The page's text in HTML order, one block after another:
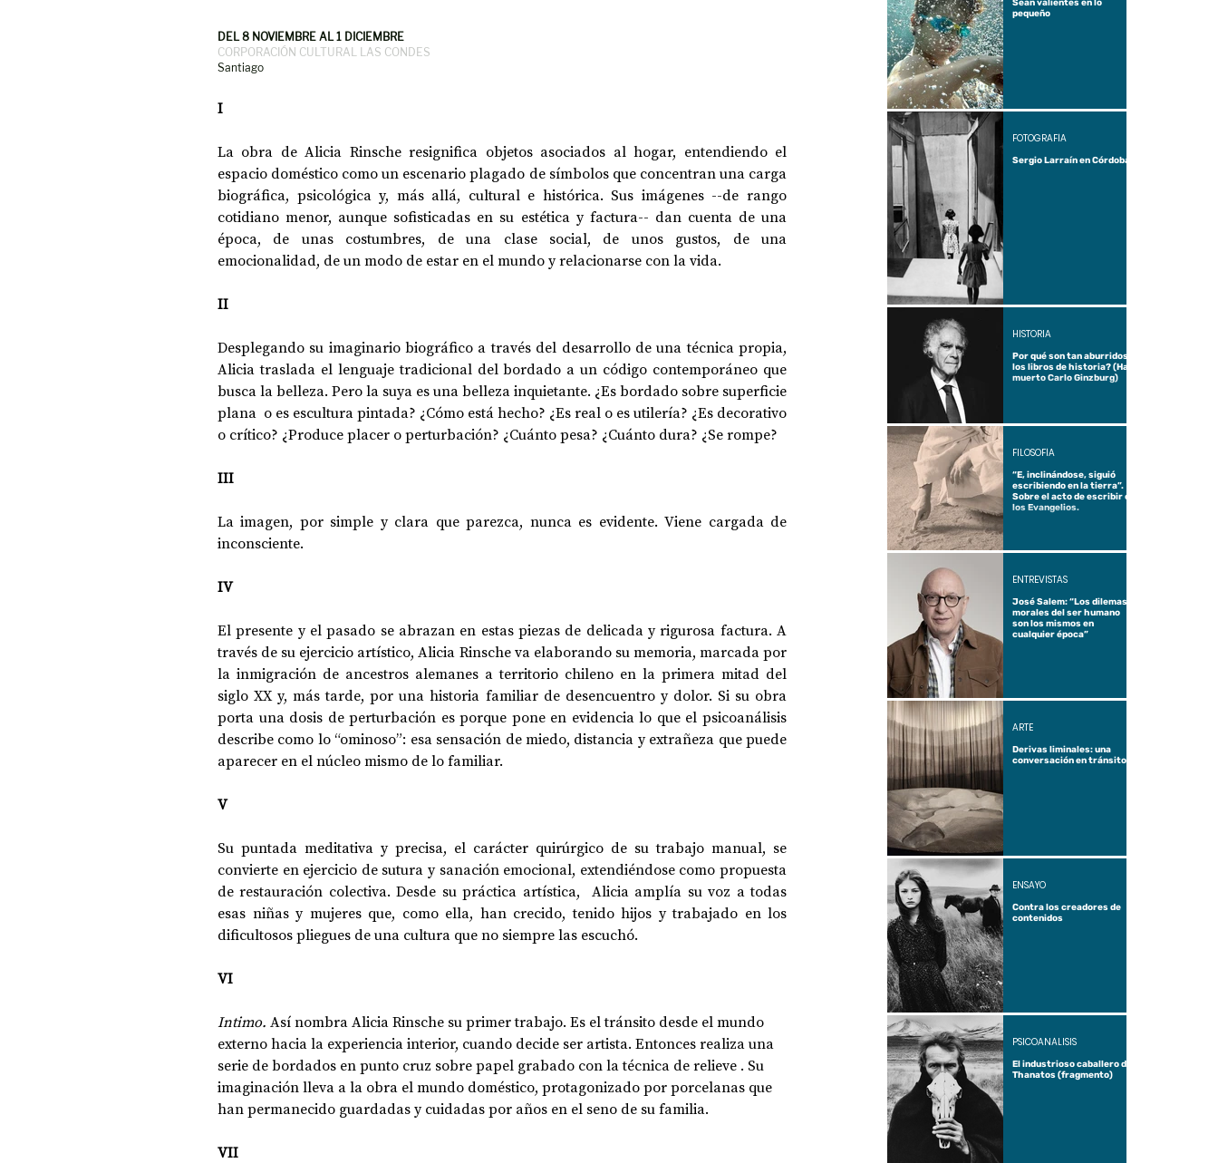
DOSSIER NOCHE DE LAS IDEAS
DEL 8 NOVIEMBRE AL 1 DICIEMBRE
CORPORACIÓN CULTURAL LAS CONDES
Santiago
I
La obra de Alicia Rinsche resignifica objetos asociados al hogar, entendiendo el
espacio doméstico como un escenario plagado de símbolos que concentran una carga
biográfica, psicológica y, más allá, cultural e histórica. Sus imágenes --de rango
cotidiano menor, aunque sofisticadas en su estética y factura-- dan cuenta de una
época, de unas costumbres, de una clase social, de unos gustos, de una
emocionalidad, de un modo de estar en el mundo y relacionarse con la vida.
II
Desplegando su imaginario biográfico a través del desarrollo de una técnica propia,
Alicia traslada el lenguaje tradicional del bordado a un código contemporáneo que
busca la belleza. Pero la suya es una belleza inquietante. ¿Es bordado sobre superficie
plana  o es escultura pintada? ¿Cómo está hecho? ¿Es real o es utilería? ¿Es decorativo
o crítico? ¿Produce placer o perturbación? ¿Cuánto pesa? ¿Cuánto dura? ¿Se rompe?
III
La imagen, por simple y clara que parezca, nunca es evidente. Viene cargada de
inconsciente.
IV
El presente y el pasado se abrazan en estas piezas de delicada y rigurosa factura. A
través de su ejercicio artístico, Alicia Rinsche va elaborando su memoria, marcada por
la inmigración de ancestros alemanes a territorio chileno en la primera mitad del
siglo XX y, más tarde, por una historia familiar de desencuentro y dolor. Si su obra
porta una dosis de perturbación es porque pone en evidencia lo que el psicoanálisis
describe como lo “ominoso”: esa sensación de miedo, distancia y extrañeza que puede
aparecer en el núcleo mismo de lo familiar.
V
Su puntada meditativa y precisa, el carácter quirúrgico de su trabajo manual, se
convierte en ejercicio de sutura y sanación emocional, extendiéndose como propuesta
de restauración colectiva. Desde su práctica artística,  Alicia amplía su voz a todas
esas niñas y mujeres que, como ella, han crecido, tenido hijos y trabajado en los
dificultosos pliegues de una cultura que no siempre las escuchó.
VI
Intimo. Así nombra Alicia Rinsche su primer trabajo. Es el tránsito desde el mundo
externo hacia la experiencia interior, cuando decide ser artista. Entonces realiza una
serie de bordados en punto cruz sobre papel grabado con la técnica de relieve . Su
imaginación lleva a la obra el mundo doméstico, protagonizado por porcelanas que
han permanecido guardadas y cuidadas por años en el seno de su familia.
VII
Sean valientes en lo
pequeño
Sergio Larraín en Córdoba
FOTOGRAFÍA
Por qué son tan aburridos
los libros de historia? (Ha
muerto Carlo Ginzburg)
HISTORIA
“E, inclinándose, siguió
escribiendo en la tierra”.
Sobre el acto de escribir en
los Evangelios.
FILOSOFÍA
José Salem: “Los dilemas
morales del ser humano
son los mismos en
cualquier época”
ENTREVISTAS
Derivas liminales: una
conversación en tránsito
ARTE
Contra los creadores de
contenidos
ENSAYO
El industrioso caballero de
Thanatos (fragmento)
PSICOANÁLISIS